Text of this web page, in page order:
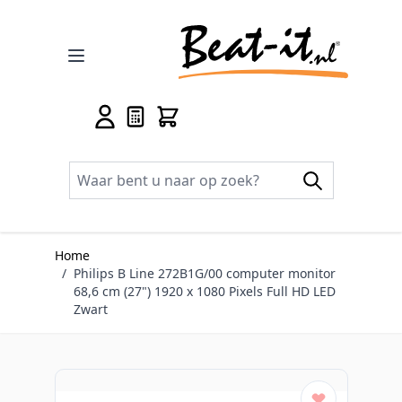
Home
/ Philips B Line 272B1G/00 computer monitor
68,6 cm (27") 1920 x 1080 Pixels Full HD LED
Zwart